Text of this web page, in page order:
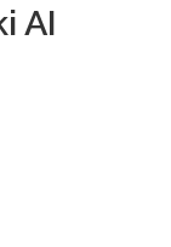
AI